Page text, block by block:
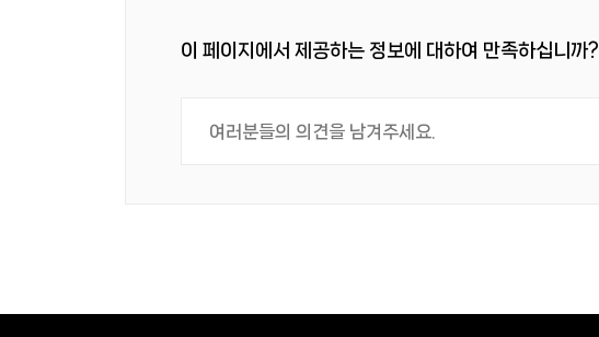
이 페이지에서 제공하는 정보에 대하여 만족하십니까?